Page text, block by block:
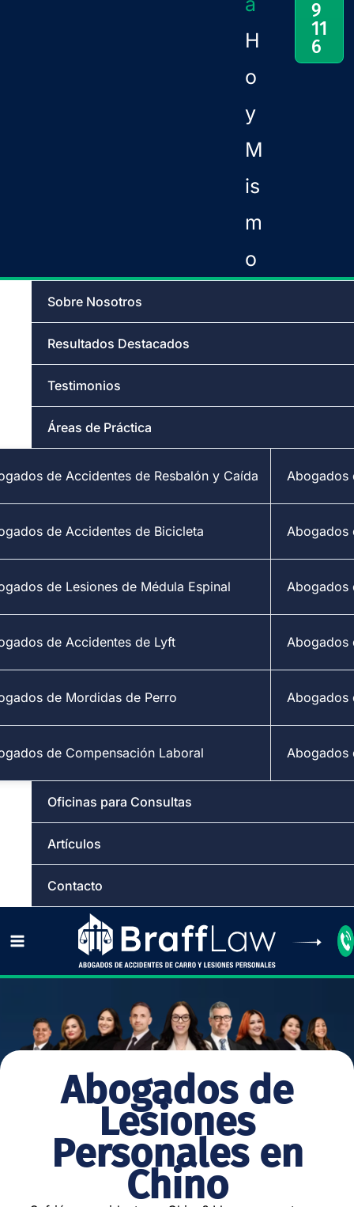
H
o
y
M
is
m
o
9
11
6
Sobre Nosotros
Resultados Destacados
Testimonios
Áreas de Práctica
de Accidentes de Resbalón y Caída Abogados
de Accidentes de Bicicleta Abogados
de Lesiones de Médula Espinal Abogados
de Accidentes de Lyft Abogados
de Mordidas de Perro Abogados
de Compensación Laboral Abogados
Oficinas para Consultas
Artículos
Contacto
Abogados de
Lesiones
Personales en
Chino